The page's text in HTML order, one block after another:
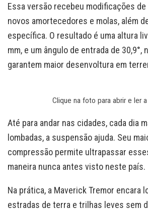
Essa versão recebeu modificações
novos amortecedores e molas, além
específica. O resultado é uma altura
mm, e um ângulo de entrada de 30,9°,
garantem maior desenvoltura em
Clique na foto para abrir e ler
Até para andar nas cidades, cada dia
lombadas, a suspensão ajuda. Seu
compressão permite ultrapassar
maneira nunca antes visto neste país.
Na prática, a Maverick Tremor encara
estradas de terra e trilhas leves sem